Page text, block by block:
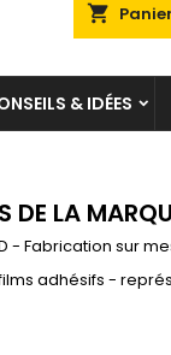
shopping_cart
& IDÉES
DE LA
- Fabrication sur
adhésifs -